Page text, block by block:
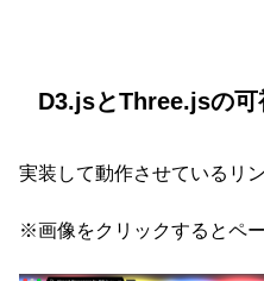
D3.jsとThree.jsの可
実装して動作させているリ
※画像をクリックするとペ